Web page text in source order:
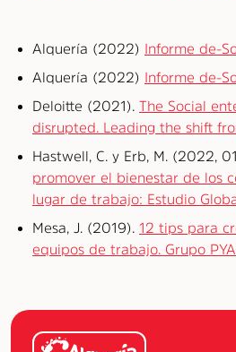
Alquería (2022) Informe de-
Alquería (2022) Informe de-
Deloitte (2021). The Social
disrupted. Leading the shift
Hastwell, C. y Erb, M. (2022,
promover el bienestar de los
lugar de trabajo: Estudio
Mesa, J. (2019). 12 tips para
equipos de trabajo. Grupo PYA